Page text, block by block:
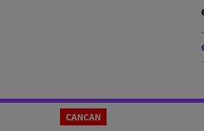
CANCAN